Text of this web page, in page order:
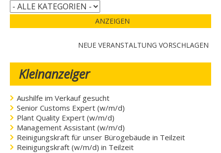
ANZEIGEN
NEUE VERANSTALTUNG VORSCHLAGEN
Kleinanzeiger
Aushilfe im Verkauf gesucht
Senior Customs Expert (w/m/d)
Plant Quality Expert (w/m/d)
Management Assistant (w/m/d)
Reinigungskraft für unser Bürogebäude in Teilzeit
Reinigungskraft (w/m/d) in Teilzeit